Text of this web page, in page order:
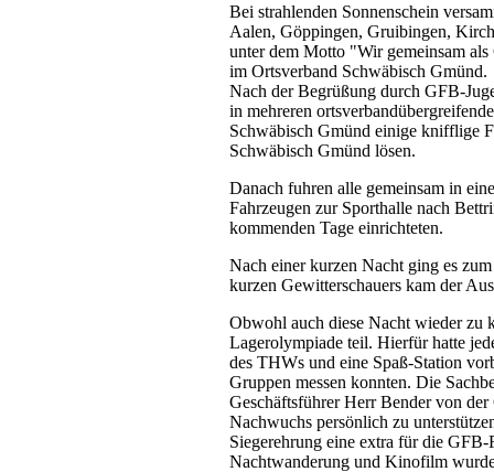
Bei strahlenden Sonnenschein
Aalen, Göppingen, Gruibingen,
unter dem Motto "Wir gemeinsam
im Ortsverband Schwäbisch Gmünd.
Nach der Begrüßung durch GFB-
in mehreren
Schwäbisch Gmünd einige knifflige
Schwäbisch Gmünd lösen.
Danach fuhren alle gemeinsam in
Fahrzeugen zur Sporthalle nach
kommenden Tage einrichteten.
Nach einer kurzen Nacht ging es
kurzen Gewitterschauers kam der
Obwohl auch diese Nacht wieder zu
Lagerolympiade teil. Hierfür hatte
des THWs und eine Spaß-Station
Gruppen messen konnten. Die
Geschäftsführer Herr Bender von
Nachwuchs persönlich zu
Siegerehrung eine extra für die
Nachtwanderung und Kinofilm